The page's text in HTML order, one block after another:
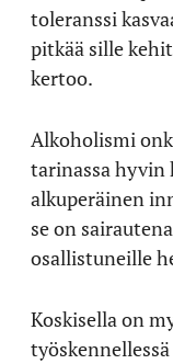
toleranssi
pitkää sille
kertoo.
Alkoholismi
tarinassa hyvin
alkuperäinen
se on
osallistuneille
Koskisella on